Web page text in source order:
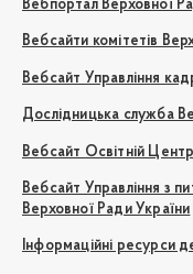
Вебпортал Верховної
Вебсайти комітетів
Вебсайт Управління
Дослідницька служба
Вебсайт Освітній
Вебсайт Управління з
Верховної Ради України
Інформаційні ресурси